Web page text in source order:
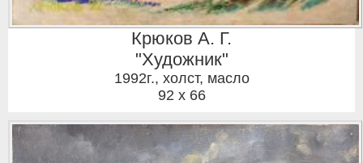
Крюков А. Г.
"Художник"
1992г., холст, масло
92 x 66